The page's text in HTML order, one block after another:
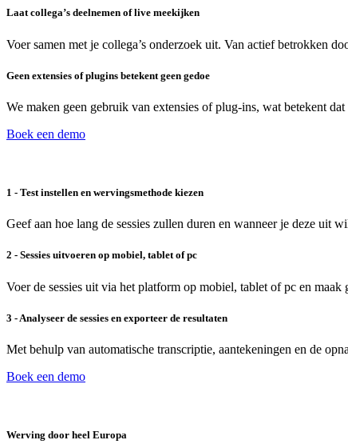
Laat collega’s deelnemen of live meekijken
Voer samen met je collega’s onderzoek uit. Van actief betrokken
Geen extensies of plugins betekent geen gedoe
We maken geen gebruik van extensies of plug-ins, wat betekent
Boek een demo
1 - Test instellen en wervingsmethode kiezen
Geef aan hoe lang de sessies zullen duren en wanneer je deze uit
2 - Sessies uitvoeren op mobiel, tablet of pc
Voer de sessies uit via het platform op mobiel, tablet of pc en
3 - Analyseer de sessies en exporteer de resultaten
Met behulp van automatische transcriptie, aantekeningen en de
Boek een demo
Werving door heel Europa